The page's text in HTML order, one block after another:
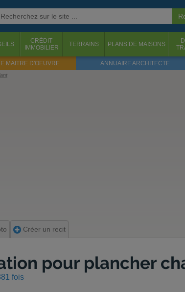
CRÉDIT
IMMOBILIER
TERRAINS PLANS DE MAISONS
MAITRE D'OEUVRE ANNUAIRE ARCHITECTE
Créer un recit
pour plancher
fois